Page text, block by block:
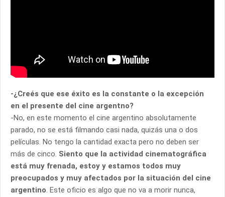
-¿Creés que ese éxito es la constante o la excepción
en el presente del cine argentno?
-No, en este momento el cine argentino absolutamente
parado, no se está filmando casi nada, quizás una o dos
películas. No tengo la cantidad exacta pero no deben ser
más de cinco. Siento que la actividad cinematográfica
está muy frenada, estoy y estamos todos muy
preocupados y muy afectados por la situación del cine
argentino. Este oficio es algo que no va a morir nunca,